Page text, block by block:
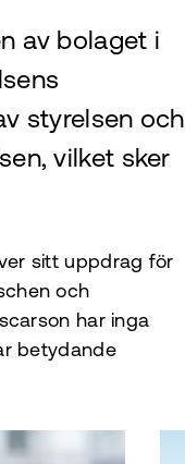
av bolaget i
styrelsen och
vilket sker
sitt uppdrag för
och
har inga
betydande